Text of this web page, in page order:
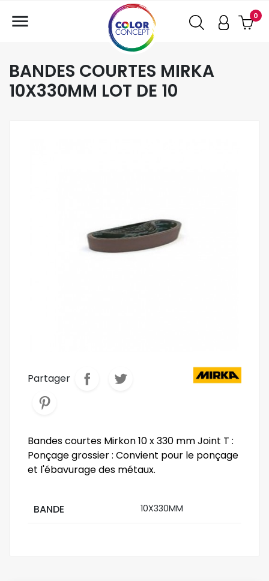
0

BANDES COURTES MIRKA
10X330MM LOT DE 10
Partager
Bandes courtes Mirkon 10 x 330 mm Joint T :
Ponçage grossier : Convient pour le ponçage
et l'ébavurage des métaux.
BANDE 10X330MM